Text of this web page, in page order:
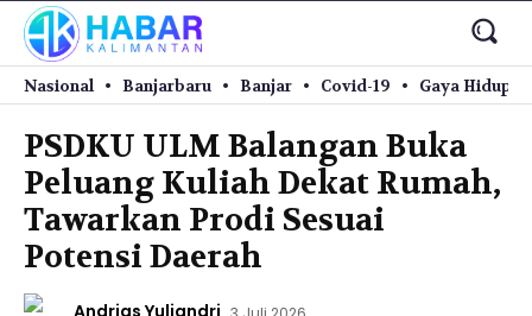
Nasional Banjarbaru Banjar Covid-19 Gaya Hidup
PSDKU ULM Balangan Buka
Peluang Kuliah Dekat Rumah,
Tawarkan Prodi Sesuai
Potensi Daerah